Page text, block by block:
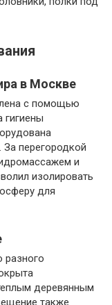
в Москве
с помощью
гигиены
перегородкой
и
изолировать
для
деревянным
также